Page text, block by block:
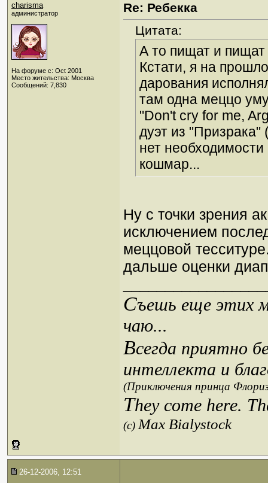
charisma
администратор
На форуме с: Oct 2001
Место жительства: Москва
Сообщений: 7,830
Re: Ребекка
Цитата:
А то пищат и
Кстати, я на
дарования
там одна меццо
"Don't cry for me,
дуэт из
нет
кошмар...
Ну с точки зрения
исключением
меццовой
дальше оценки
Съешь еще этих
чаю...
Всегда приятно
интеллекта и
(Приключения принца
They come here.
(c)Max Bialystock
26-12-2006, 12:51